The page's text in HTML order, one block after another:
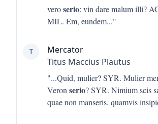
veroserio: vin dare malum illi?
MIL. Em, eundem..."
T
Mercator
Titus Maccius Plautus
"...Quid, mulier? SYR. Mulier
Veron serio? SYR. Nimium scis
quae non manseris. quamvis